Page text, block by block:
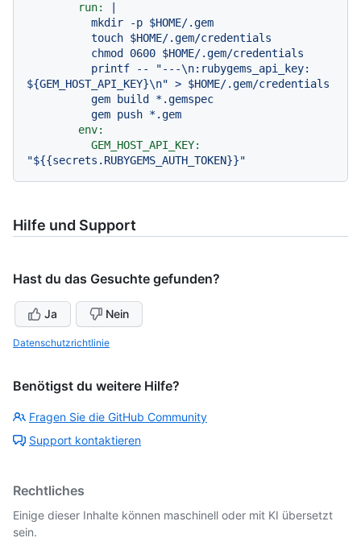
run:
${GEM_HOST_API_KEY}\n" > $HOME/.gem/credentials
env:
GEM_HOST_API_KEY:
"${{secrets.RUBYGEMS_AUTH_TOKEN}}"
Hilfe und Support
Hast du das Gesuchte gefunden?
Ja Nein
Datenschutzrichtlinie
Benötigst du weitere Hilfe?
Fragen Sie die GitHub Community
Support kontaktieren
Rechtliches
Einige dieser Inhalte können maschinell oder mit KI übersetzt
sein.